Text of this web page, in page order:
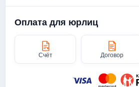
Оплата для юрлиц
Счёт Договор